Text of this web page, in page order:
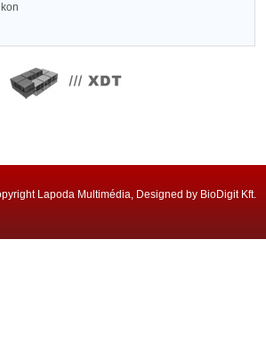
Lapoda Multimédia, Designed by BioDigit Kft.